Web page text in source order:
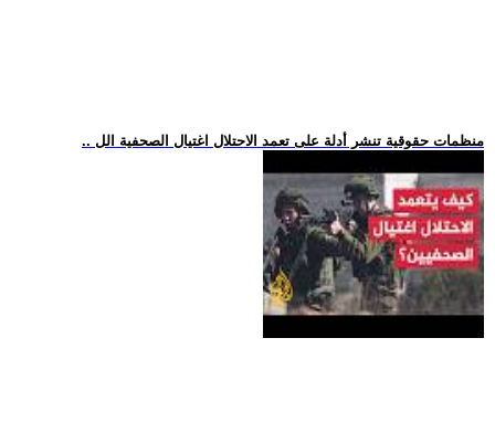
.. منظمات حقوقية تنشر أدلة على تعمد الاحتلال اغتيال الصحفية الل